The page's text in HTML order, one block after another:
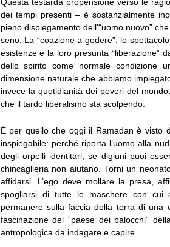
Questa testarda propensione verso le
dei tempi presenti – è sostanzialmente
pieno dispiegamento dell’“uomo nuovo”
seno. La “coazione a godere”, lo
esistenze e la loro presunta “liberazione”
dello spirito come normale condizione
dimensione naturale che abbiamo
invece la quotidianità dei poveri del
che il tardo liberalismo sta scolpendo.
È per quello che oggi il Ramadan è visto
inspiegabile: perché riporta l’uomo alla
degli orpelli identitari; se digiuni puoi
chincaglieria non aiutano. Torni un
affidarsi. L’ego deve mollare la presa,
spogliarsi di tutte le maschere con cui
permanere sulla faccia della terra di una
fascinazione del “paese dei balocchi”
antropologica da indagare e capire.